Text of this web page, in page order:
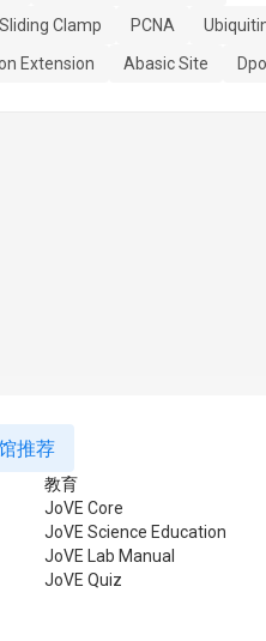
Sliding Clamp PCNA
Extension Abasic Site
推荐
教育
JoVE Core
JoVE Science Education
JoVE Lab Manual
JoVE Quiz